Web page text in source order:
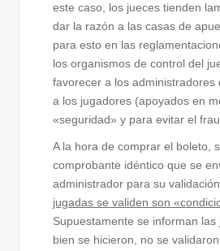
este caso, los jueces tienden
dar la razón a las casas de
para esto en las
los organismos de control del
favorecer a los administradores
a los jugadores (apoyados en
«seguridad» y para evitar el
A la hora de comprar el boleto,
comprobante idéntico que se
administrador para su validación.
jugadas se validen son
Supuestamente se informan las
bien se hicieron, no se